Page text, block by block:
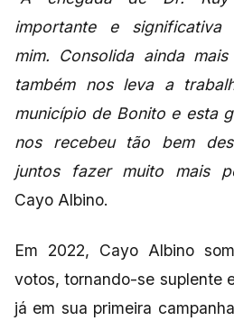
importante e significativa
mim. Consolida ainda
também nos leva a
município de Bonito e esta
nos recebeu tão bem
juntos fazer muito mais
Cayo Albino.
Em 2022, Cayo Albino
votos, tornando-se suplente
já em sua primeira